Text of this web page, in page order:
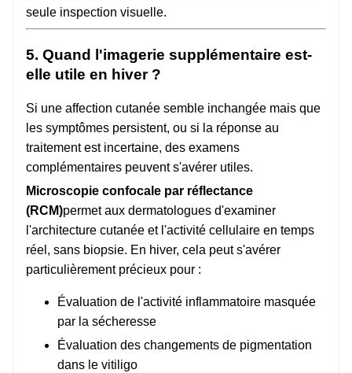
seule inspection visuelle.
5. Quand l'imagerie supplémentaire est-
elle utile en hiver ?
Si une affection cutanée semble inchangée mais que
les symptômes persistent, ou si la réponse au
traitement est incertaine, des examens
complémentaires peuvent s'avérer utiles.
Microscopie confocale par réflectance
(RCM)permet aux dermatologues d'examiner
l'architecture cutanée et l'activité cellulaire en temps
réel, sans biopsie. En hiver, cela peut s'avérer
particulièrement précieux pour :
Évaluation de l'activité inflammatoire masquée
par la sécheresse
Évaluation des changements de pigmentation
dans le vitiligo